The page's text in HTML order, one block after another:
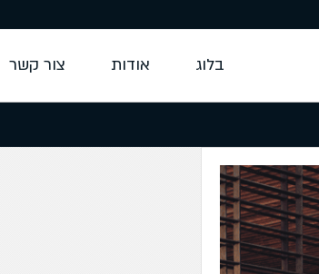
בלוג אודות צור קשר